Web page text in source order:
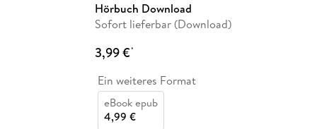
Hörbuch Download
Sofort lieferbar (Download)
3,99 €*
Ein weiteres Format
eBook epub
4,99 €